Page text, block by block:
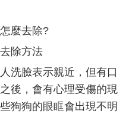
麼去除?
除方法
臉表示親近，但有口
後，會有心理受傷的現
狗狗的眼眶會出現不明